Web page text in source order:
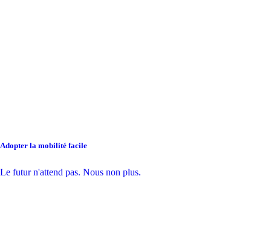
Adopter la mobilité facile
Le futur n'attend pas. Nous non plus.